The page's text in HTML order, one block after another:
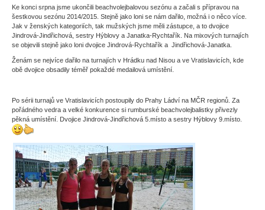
Ke konci srpna jsme ukončili beachvolejbalovou sezónu a začali s přípravou na
šestkovou sezónu 2014/2015. Stejně jako loni se nám dařilo, možná i o něco více.
Jak v ženských kategoriích, tak mužských jsme měli zástupce, a to dvojice
Jindrová-Jindřichová, sestry Hýblovy a Janatka-Rychtařík. Na mixových turnajích
se objevili stejně jako loni dvojice Jindrová-Rychtařík a Jindřichová-Janatka.
Ženám se nejvíce dařilo na turnajích v Hrádku nad Nisou a ve Vratislavicích, kde
obě dvojice obsadily téměř pokaždé medailová umístění.
Po sérii turnajů ve Vratislavicích postoupily do Prahy Ládví na MČR regionů. Za
pořádného vedra a velké konkurence si rumburské beachvolejbalistky přivezly
pěkná umístění. Dvojice Jindrová-Jindřichová 5.místo a sestry Hýblovy 9.místo.